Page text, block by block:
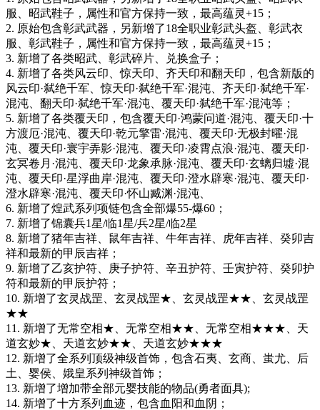
服、昭武鞋子，属性和官方保持一致，最高蕴灵+15；
2. 原始包含彰武武器，另新增了18全职业彰武头盔、彰武衣
服、彰武鞋子，属性和官方保持一致，最高蕴灵+15；
3. 新增了各类昭武、彰武碎片、兑换盒子；
4. 新增了各类风云印、惊天印、齐天印和翻天印，包含新版的
风云印·弑绝千军、惊天印·弑绝千军·混沌、齐天印·弑绝千军·
混沌、翻天印·弑绝千军·混沌、覆天印·弑绝千军·混沌等；
5. 新增了各类覆天印，包含覆天印·鸿蒙问道·混沌、覆天印·十
方渡厄·混沌、覆天印·乾元擎雷·混沌、覆天印·无极封曜·混
沌、覆天印·寰宇弄影·混沌、覆天印·凌霄点浪·混沌、覆天印·
玄冥卷月·混沌、覆天印·龙象承脉·混沌、覆天印·玄螭归墟·混
沌、覆天印·星浮曲岸·混沌、覆天印·澄水辟寒·混沌、覆天印·
澄水辟寒·混沌、覆天印·怀山臧渊·混沌、
6. 新增了煌武系列项链包含全部爆55-爆60；
7. 新增了锦囊兵1星/临1星/兵2星/临2星
8. 新增了猪年吉祥、鼠年吉祥、牛年吉祥、虎年吉祥、癸卯吉
祥和最新的甲辰吉祥；
9. 新增了乙亥护符、庚子护符、辛丑护符、壬寅护符、癸卯护
符和最新的甲辰护符；
10. 新增了玄灵战罡、玄灵战罡★、玄灵战罡★★、玄灵战罡
★★
11. 新增了无常空相★、无常空相★★、无常空相★★★、天
道玄妙★、天道玄妙★★、天道玄妙★★★
12. 新增了全系列顶级神级首饰，包含石夷、玄商、蚩尤、后
土、婴侯、娥皇系列神级首饰；
13. 新增了增加带全部元婴技能的物品(勇者面具);
14. 新增了十方系列血迹，包含血阳和血阴；